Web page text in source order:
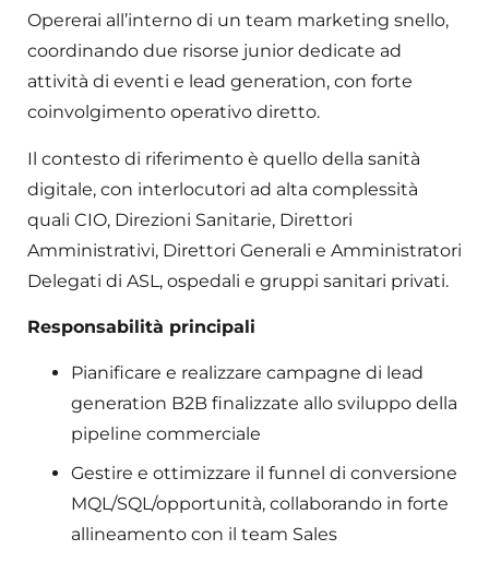
Opererai all’interno di un team marketing snello,
coordinando due risorse junior dedicate ad
attività di eventi e lead generation, con forte
coinvolgimento operativo diretto.
Il contesto di riferimento è quello della sanità
digitale, con interlocutori ad alta complessità
quali CIO, Direzioni Sanitarie, Direttori
Amministrativi, Direttori Generali e Amministratori
Delegati di ASL, ospedali e gruppi sanitari privati.
Responsabilità principali
Pianificare e realizzare campagne di lead
generation B2B finalizzate allo sviluppo della
pipeline commerciale
Gestire e ottimizzare il funnel di conversione
MQL/SQL/opportunità, collaborando in forte
allineamento con il team Sales